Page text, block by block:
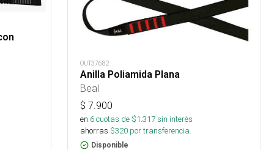
OUT37682
Anilla Poliamida Plana
Beal
$7.900
en 6cuotas de $1.317sin interés
ahorras $320 por transferencia.
Disponible